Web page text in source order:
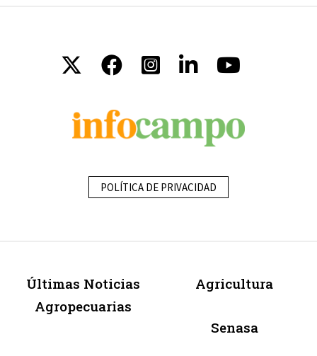
POLÍTICA DE PRIVACIDAD
Últimas Noticias
Agropecuarias
Agricultura
Senasa